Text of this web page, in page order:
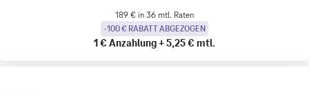
189 € in 36 mtl. Raten
-100 € RABATT ABGEZOGEN
1 € Anzahlung+5,25 € mtl.